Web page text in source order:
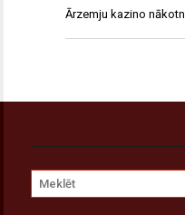
Ārzemju kazino